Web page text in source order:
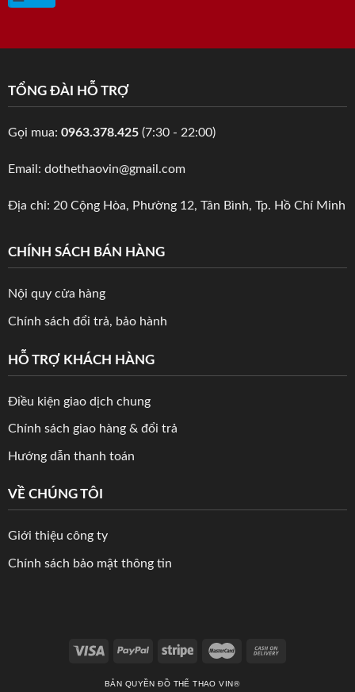
TỔNG ĐÀI HỖ TRỢ
Gọi mua: 0963.378.425(7:30 - 22:00)
Email: dothethaovin@gmail.com
Địa chỉ: 20 Cộng Hòa, Phường 12, Tân Bình, Tp. Hồ Chí Minh
CHÍNH SÁCH BÁN HÀNG
Nội quy cửa hàng
Chính sách đổi trả, bảo hành
HỖ TRỢ KHÁCH HÀNG
Điều kiện giao dịch chung
Chính sách giao hàng & đổi trả
Hướng dẫn thanh toán
VỀ CHÚNG TÔI
Giới thiệu công ty
Chính sách bảo mật thông tin
BẢN QUYỀN ĐỒ THỂ THAO VIN®️